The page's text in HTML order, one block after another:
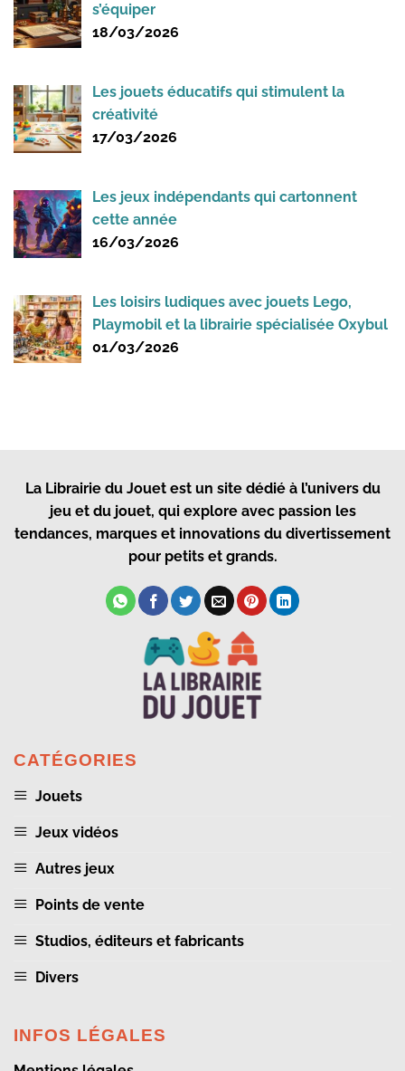
s’équiper
18/03/2026
Les jouets éducatifs qui stimulent la
créativité
17/03/2026
Les jeux indépendants qui cartonnent
cette année
16/03/2026
Les loisirs ludiques avec jouets Lego,
Playmobil et la librairie spécialisée Oxybul
01/03/2026
La Librairie du Jouetest un site dédié à l’univers du
jeu et du jouet, qui explore avec passion les
tendances, marques et innovations du divertissement
pour petits et grands.
CATÉGORIES
Jouets
Jeux vidéos
Autres jeux
Points de vente
Studios, éditeurs et fabricants
Divers
INFOS LÉGALES